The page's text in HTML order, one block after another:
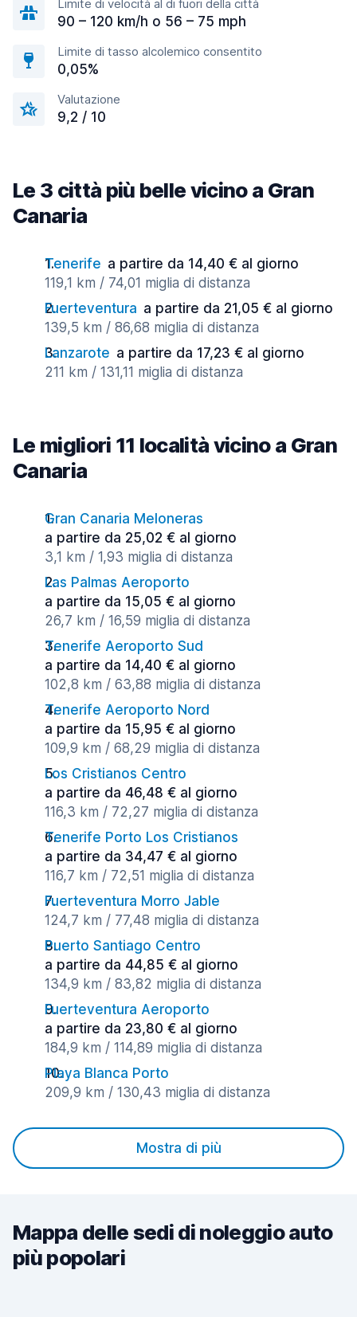
Limite di velocità al di fuori della città
90 – 120 km/h o 56 – 75 mph
Limite di tasso alcolemico consentito
0,05%
Valutazione
9,2 / 10
Le 3 città più belle vicino a Gran
Canaria
Tenerife a partire da 14,40 € al giorno
119,1 km / 74,01 miglia di distanza
Fuerteventura a partire da 21,05 € al giorno
139,5 km / 86,68 miglia di distanza
Lanzarote a partire da 17,23 € al giorno
211 km / 131,11 miglia di distanza
Le migliori 11 località vicino a Gran
Canaria
Gran Canaria Meloneras
a partire da 25,02 € al giorno
3,1 km / 1,93 miglia di distanza
Las Palmas Aeroporto
a partire da 15,05 € al giorno
26,7 km / 16,59 miglia di distanza
Tenerife Aeroporto Sud
a partire da 14,40 € al giorno
102,8 km / 63,88 miglia di distanza
Tenerife Aeroporto Nord
a partire da 15,95 € al giorno
109,9 km / 68,29 miglia di distanza
Los Cristianos Centro
a partire da 46,48 € al giorno
116,3 km / 72,27 miglia di distanza
Tenerife Porto Los Cristianos
a partire da 34,47 € al giorno
116,7 km / 72,51 miglia di distanza
Fuerteventura Morro Jable
124,7 km / 77,48 miglia di distanza
Puerto Santiago Centro
a partire da 44,85 € al giorno
134,9 km / 83,82 miglia di distanza
Fuerteventura Aeroporto
a partire da 23,80 € al giorno
184,9 km / 114,89 miglia di distanza
Playa Blanca Porto
209,9 km / 130,43 miglia di distanza
Mostra di più
Mappa delle sedi di noleggio auto
più popolari